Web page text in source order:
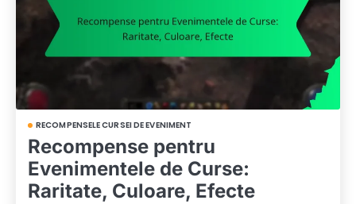
RECOMPENSELE CURSEI DE EVENIMENT
Recompense pentru
Evenimentele de Curse:
Raritate, Culoare, Efecte